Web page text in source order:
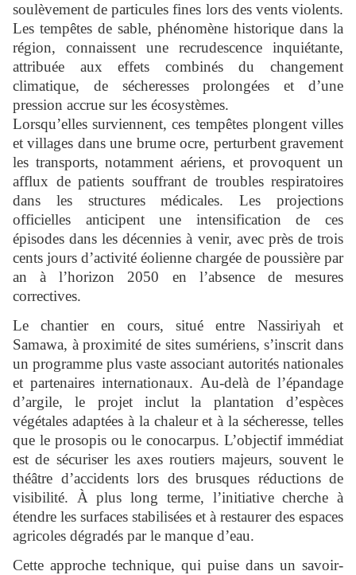
soulèvement de particules fines lors des vents violents.
Les tempêtes de sable, phénomène historique dans la
région, connaissent une recrudescence inquiétante,
attribuée aux effets combinés du changement
climatique, de sécheresses prolongées et d’une
pression accrue sur les écosystèmes.
Lorsqu’elles surviennent, ces tempêtes plongent villes
et villages dans une brume ocre, perturbent gravement
les transports, notamment aériens, et provoquent un
afflux de patients souffrant de troubles respiratoires
dans les structures médicales. Les projections
officielles anticipent une intensification de ces
épisodes dans les décennies à venir, avec près de trois
cents jours d’activité éolienne chargée de poussière par
an à l’horizon 2050 en l’absence de mesures
correctives.
Le chantier en cours, situé entre Nassiriyah et
Samawa, à proximité de sites sumériens, s’inscrit dans
un programme plus vaste associant autorités nationales
et partenaires internationaux. Au-delà de l’épandage
d’argile, le projet inclut la plantation d’espèces
végétales adaptées à la chaleur et à la sécheresse, telles
que le prosopis ou le conocarpus. L’objectif immédiat
est de sécuriser les axes routiers majeurs, souvent le
théâtre d’accidents lors des brusques réductions de
visibilité. À plus long terme, l’initiative cherche à
étendre les surfaces stabilisées et à restaurer des espaces
agricoles dégradés par le manque d’eau.
Cette approche technique, qui puise dans un savoir-